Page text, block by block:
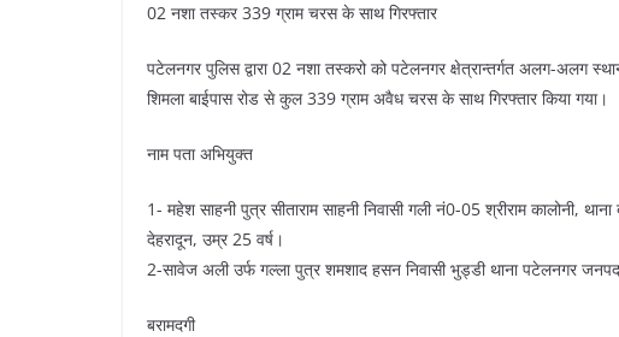
02 नशा तस्कर 339 ग्राम चरस के साथ गिरफ्तार
पटेलनगर पुलिस द्वारा 02 नशा तस्करो को पटेलनगर क्षेत्रान्तर्गत अलग-अलग
शिमला बाईपास रोड से कुल 339 ग्राम अवैध चरस के साथ गिरफ्तार किया गया।
नाम पता अभियुक्त
1- महेश साहनी पुत्र सीताराम साहनी निवासी गली नं0-05 श्रीराम कालोनी,
देहरादून, उम्र 25 वर्ष।
2-सावेज अली उर्फ गल्ला पुत्र शमशाद हसन निवासी भुड्डी थाना पटेलनगर
बरामदगी